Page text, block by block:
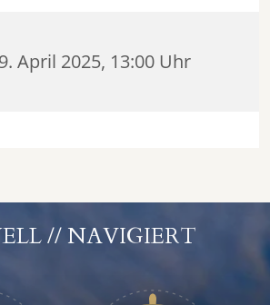
April 2025, 13:00 Uhr
// NAVIGIERT